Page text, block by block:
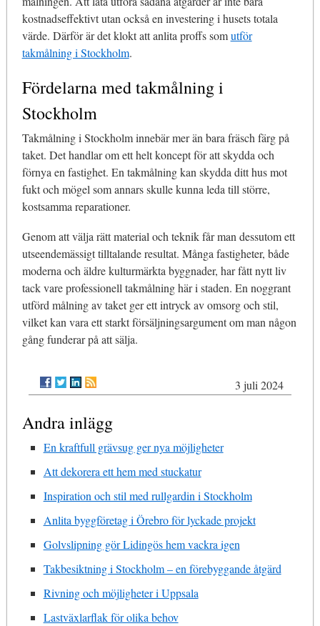
kostnadseffektivt utan också en investering i husets totala
värde. Därför är det klokt att anlita proffs somutför
takmålning i Stockholm.
Fördelarna med takmålning i
Stockholm
Takmålning i Stockholm innebär mer än bara fräsch färg på
taket. Det handlar om ett helt koncept för att skydda och
förnya en fastighet. En takmålning kan skydda ditt hus mot
fukt och mögel som annars skulle kunna leda till större,
kostsamma reparationer.
Genom att välja rätt material och teknik får man dessutom ett
utseendemässigt tilltalande resultat. Många fastigheter, både
moderna och äldre kulturmärkta byggnader, har fått nytt liv
tack vare professionell takmålning här i staden. En noggrant
utförd målning av taket ger ett intryck av omsorg och stil,
vilket kan vara ett starkt försäljningsargument om man någon
gång funderar på att sälja.
3 juli 2024
Andra inlägg
En kraftfull grävsug ger nya möjligheter
Att dekorera ett hem med stuckatur
Inspiration och stil med rullgardin i Stockholm
Anlita byggföretag i Örebro för lyckade projekt
Golvslipning gör Lidingös hem vackra igen
Takbesiktning i Stockholm – en förebyggande åtgärd
Rivning och möjligheter i Uppsala
Lastväxlarflak för olika behov